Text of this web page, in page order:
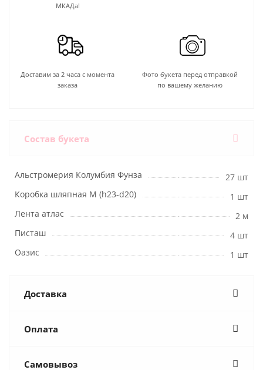
МКАДа!
Доставим за 2 часа с момента
заказа
Фото букета перед отправкой
по вашему желанию
Состав букета
Альстромерия Колумбия Фунза
27 шт
Коробка шляпная M (h23-d20)
1 шт
Лента атлас
2 м
Писташ
4 шт
Оазис
1 шт
Доставка
Оплата
Самовывоз